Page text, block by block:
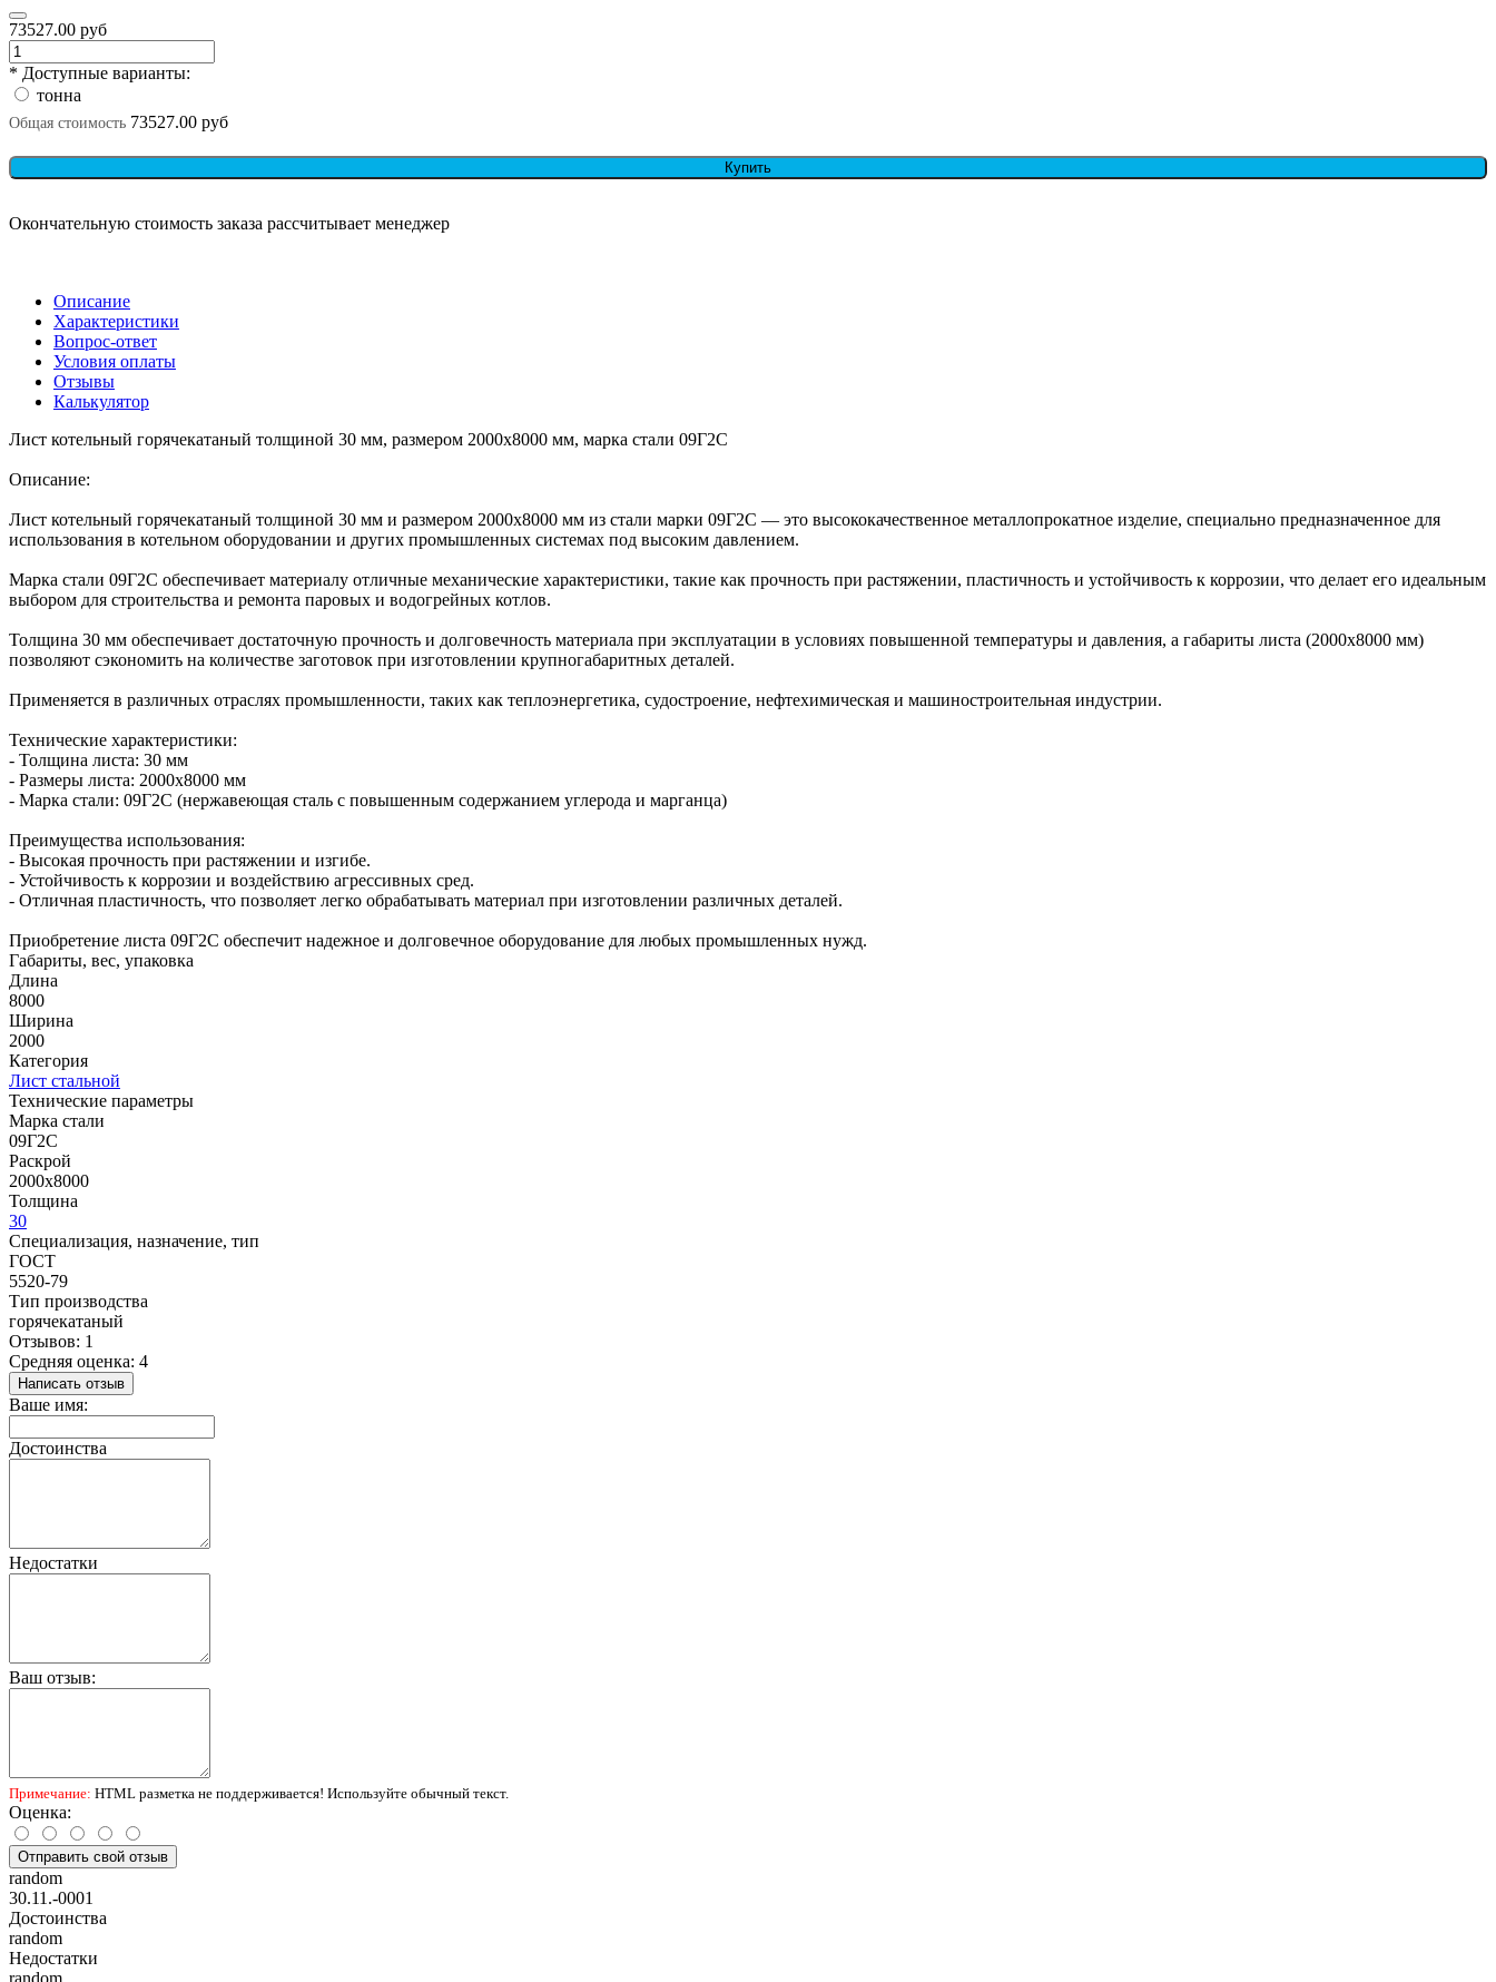
73527.00 руб
* Доступные варианты:
тонна
Общая стоимость 73527.00 руб
Купить
Окончательную стоимость заказа рассчитывает менеджер
Описание
Характеристики
Вопрос-ответ
Условия оплаты
Отзывы
Калькулятор
Лист котельный горячекатаный толщиной 30 мм, размером 2000х8000 мм, марка стали 09Г2С
Описание:
Лист котельный горячекатаный толщиной 30 мм и размером 2000x8000 мм из стали марки 09Г2С — это высококачественное металлопрокатное изделие, специально предназначенное для
использования в котельном оборудовании и других промышленных системах под высоким давлением.
Марка стали 09Г2С обеспечивает материалу отличные механические характеристики, такие как прочность при растяжении, пластичность и устойчивость к коррозии, что делает его идеальным
выбором для строительства и ремонта паровых и водогрейных котлов.
Толщина 30 мм обеспечивает достаточную прочность и долговечность материала при эксплуатации в условиях повышенной температуры и давления, а габариты листа (2000x8000 мм)
позволяют сэкономить на количестве заготовок при изготовлении крупногабаритных деталей.
Применяется в различных отраслях промышленности, таких как теплоэнергетика, судостроение, нефтехимическая и машиностроительная индустрии.
Технические характеристики:
- Толщина листа: 30 мм
- Размеры листа: 2000x8000 мм
- Марка стали: 09Г2С (нержавеющая сталь с повышенным содержанием углерода и марганца)
Преимущества использования:
- Высокая прочность при растяжении и изгибе.
- Устойчивость к коррозии и воздействию агрессивных сред.
- Отличная пластичность, что позволяет легко обрабатывать материал при изготовлении различных деталей.
Приобретение листа 09Г2С обеспечит надежное и долговечное оборудование для любых промышленных нужд.
Габариты, вес, упаковка
Длина
8000
Ширина
2000
Категория
Лист стальной
Технические параметры
Марка стали
09Г2С
Раскрой
2000х8000
Толщина
30
Специализация, назначение, тип
ГОСТ
5520-79
Тип производства
горячекатаный
Отзывов: 1
Средняя оценка: 4
Написать отзыв
Ваше имя:
Достоинства
Недостатки
Ваш отзыв:
Примечание: HTML разметка не поддерживается! Используйте обычный текст.
Оценка:
Отправить свой отзыв
random
30.11.-0001
Достоинства
random
Недостатки
random